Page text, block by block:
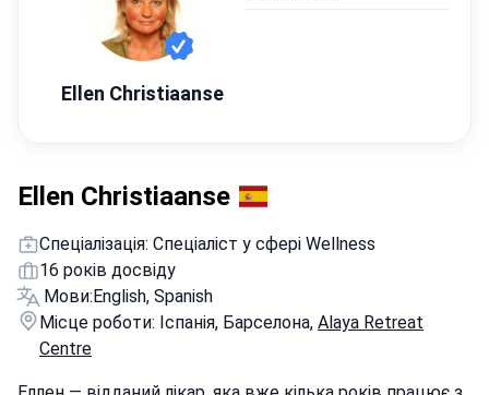
Ellen Christiaanse
Ellen Christiaanse
Спеціалізація: Спеціаліст у сфері Wellness
16 років досвіду
Мови:English, Spanish
Місце роботи: Іспанія, Барселона, Alaya Retreat
Centre